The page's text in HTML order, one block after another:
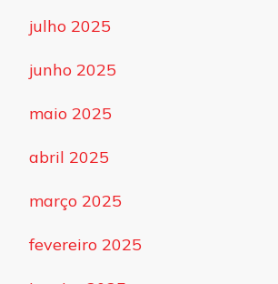
julho 2025
junho 2025
maio 2025
abril 2025
março 2025
fevereiro 2025